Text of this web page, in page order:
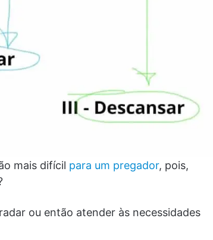
mais difícil para um pregador, pois,
ou então atender às necessidades